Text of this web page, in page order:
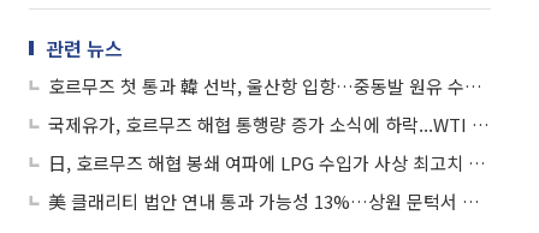
관련 뉴스
호르무즈 첫 통과 韓 선박, 울산항 입항…중동발 원유 수송 '분수령’
국제유가, 호르무즈 해협 통행량 증가 소식에 하락...WTI 3.4%↓
日, 호르무즈 해협 봉쇄 여파에 LPG 수입가 사상 최고치 경신
美 클래리티 법안 연내 통과 가능성 13%…상원 문턱서 제동